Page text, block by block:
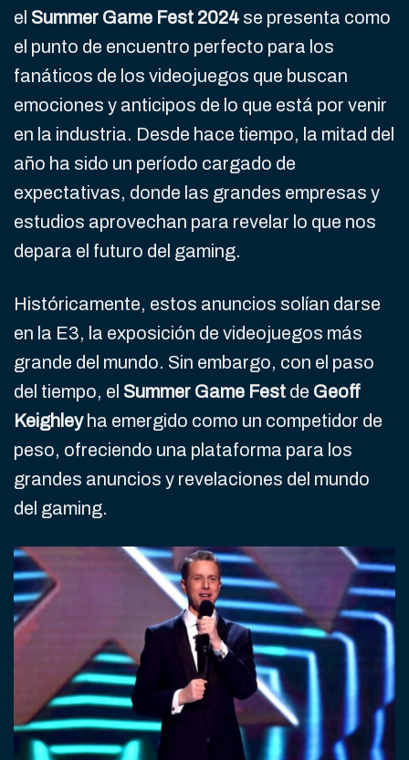
el Summer Game Fest 2024 se presenta como
el punto de encuentro perfecto para los
fanáticos de los videojuegos que buscan
emociones y anticipos de lo que está por venir
en la industria. Desde hace tiempo, la mitad del
año ha sido un período cargado de
expectativas, donde las grandes empresas y
estudios aprovechan para revelar lo que nos
depara el futuro del gaming.
Históricamente, estos anuncios solían darse
en la E3, la exposición de videojuegos más
grande del mundo. Sin embargo, con el paso
del tiempo, el Summer Game Fest de Geoff
Keighleyha emergido como un competidor de
peso, ofreciendo una plataforma para los
grandes anuncios y revelaciones del mundo
del gaming.